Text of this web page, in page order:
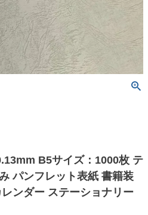
B5サイズ：1000枚 テ
パンフレット表紙 書籍装
ンダー ステーショナリー